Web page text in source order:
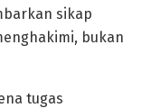
sikap
bukan
tugas